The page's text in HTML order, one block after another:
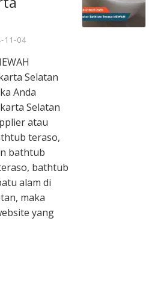
11-04
Selatan
Anda
Selatan
atau
teraso,
bathtub
bathtub
alam di
maka
yang